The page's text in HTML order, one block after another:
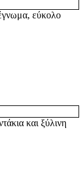
εύκολο
και ξύλινη